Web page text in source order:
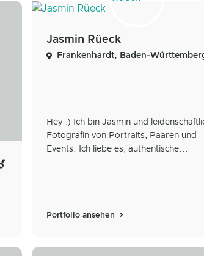
Jasmin Rüeck
Frankenhardt, Baden-
Hey :) Ich bin Jasmin und
Fotografin von Portraits, Paaren und
Events. Ich liebe es, authentische...
Portfolio ansehen